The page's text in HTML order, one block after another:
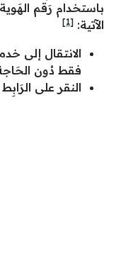
باستخدام رَقم
الآتية: [1]
الانتقال إلى
فقط دُون
النقر على